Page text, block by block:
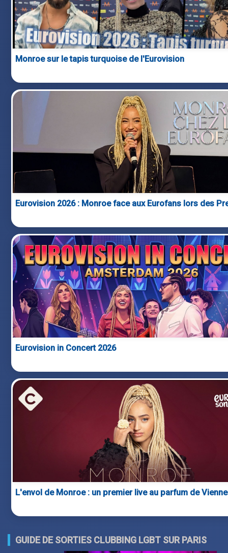
Monroe sur le tapis turquoise de l'Eurovision
Eurovision 2026 : Monroe face aux Eurofans lors des
Eurovision in Concert 2026
L'envol de Monroe : un premier live au parfum de Vienne
GUIDE DE SORTIES CLUBBING LGBT SUR PARIS